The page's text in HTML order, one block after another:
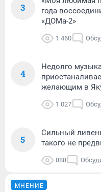
3
года
«ДОМа-2»
1 460
4
Недолго
желающим в
1 027
5
Сильный
такого не
888
МНЕНИЕ